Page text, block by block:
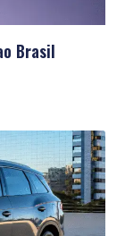
Brasil